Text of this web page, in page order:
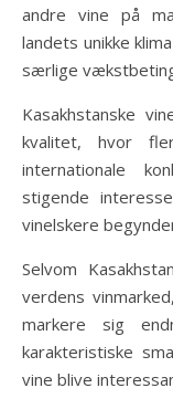
andre vine på
landets unikke
særlige
Kasakhstanske
kvalitet, hvor
internationale
stigende
vinelskere
Selvom
verdens
markere sig
karakteristiske
vine blive